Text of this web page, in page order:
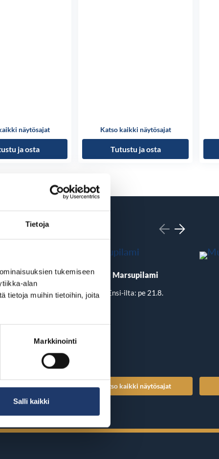
Tietoja
tukemiseen
alan
tietoja muihin tietoihin, joita
Markkinointi
Salli kaikki
näytösajat
ja osta
Katso kaikki näytösajat
Tutustu ja osta
of the Further
ilta: pe 21.8.
näytösajat
Marsupilami
Ensi-ilta: pe 21.8.
Katso kaikki näytösajat